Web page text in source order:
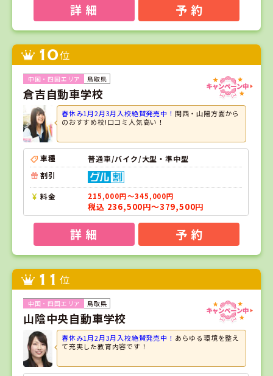
詳 細 予 約
10位
鳥取県
倉吉自動車学校
春休み1月2月3月入校絶賛発売中！ 関西・山陽方面から
のおすすめ校!口コミ人気高い！
車種
普通車/バイク/大型・準中型
割引
料金 215,000円～345,000円
税込 236,500円～379,500円
詳 細 予 約
11 位
鳥取県
山陰中央自動車学校
春休み1月2月3月入校絶賛発売中！ あらゆる環境を整え
て充実した教育内容です！